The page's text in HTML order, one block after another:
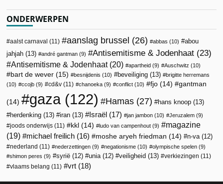
ONDERWERPEN
aalst carnaval (11) aanslag brussel (26) abbas (10)
abou
jahjah (13) andré gantman (9) Antisemitisme & Jodenhaat (23)
Antisemitisme & Jodenhaat(20) apartheid (9) Auschwitz (10)
bart de wever (15) besnijdenis (10) beveiliging (13)
brigitte herremans
(10)
ccojb (9) cd&v (11) chanoeka (9) conflict (10) fjo (14) gantman
(14) gaza(122) Hamas (27) hans knoop (13)
herdenking (13) iran (13) Israël (17) jan jambon (10) Jeruzalem (9)
joods onderwijs (11) kkl (14) ludo van campenhout (9)
magazine
(19)
michael freilich (16) moshe aryeh friedman (14) n-va(12)
nederland (11) nederzettingen (9) negationisme (10) olympische spelen (9)
shimon peres (9) syrië (12) unia(12) veiligheid (13) verkiezingen (11)
vlaams belang (11) vrt (18)